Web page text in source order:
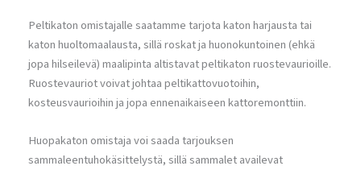
Peltikaton omistajalle saatamme tarjota katon harjausta tai
katon huoltomaalausta, sillä roskat ja huonokuntoinen (ehkä
jopa hilseilevä) maalipinta altistavat peltikaton ruostevaurioille.
Ruostevauriot voivat johtaa peltikattovuotoihin,
kosteusvaurioihin ja jopa ennenaikaiseen kattoremonttiin.
Huopakaton omistaja voi saada tarjouksen
sammaleentuhokäsittelystä, sillä sammalet availevat